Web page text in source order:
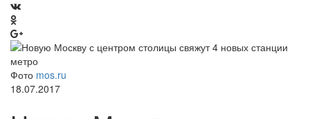
Фото mos.ru
18.07.2017